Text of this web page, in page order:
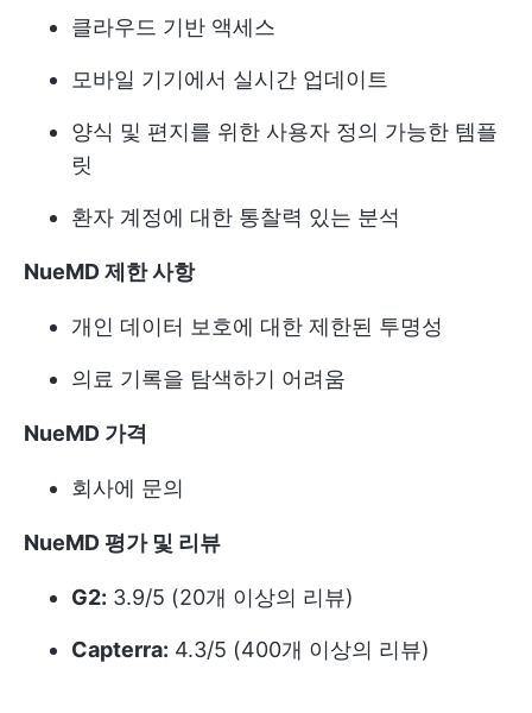
클라우드 기반 액세스
모바일 기기에서 실시간 업데이트
양식 및 편지를 위한 사용자 정의 가능한 템플
릿
환자 계정에 대한 통찰력 있는 분석
NueMD 제한 사항
개인 데이터 보호에 대한 제한된 투명성
의료 기록을 탐색하기 어려움
NueMD 가격
회사에 문의
NueMD 평가 및 리뷰
G2: 3.9/5 (20개 이상의 리뷰)
Capterra: 4.3/5 (400개 이상의 리뷰)